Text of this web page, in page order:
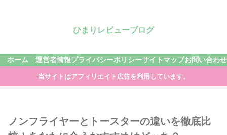
ひまりレビューブログ
ホーム 運営者情報プライバシーポリシーサイトマップお問い合わせ
当サイトはアフィリエイト広告を利用しています。
ノンフライヤーとトースターの違いを徹底比